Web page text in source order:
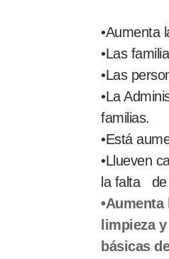
•Aumenta
•Las
•Las
•La
familias.
•Está
•Llueven
la falta de
limpieza y
básicas